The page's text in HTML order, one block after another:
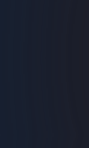
maar
de